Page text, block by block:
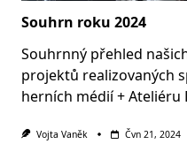
Souhrn roku 2024
Souhrnný přehled
projektů realizovaných
herních médií + Ateliéru
Vojta Vaněk Čvn 21, 2024